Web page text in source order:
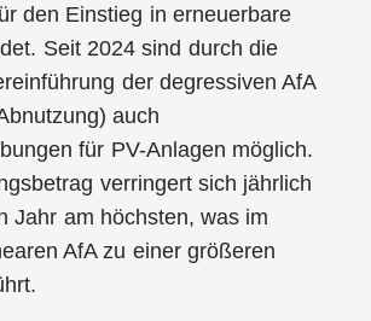
den Einstieg in erneuerbare
Seit 2024 sind durch die
der degressiven AfA
auch
für PV-Anlagen möglich.
verringert sich jährlich
Jahr am höchsten, was im
AfA zu einer größeren